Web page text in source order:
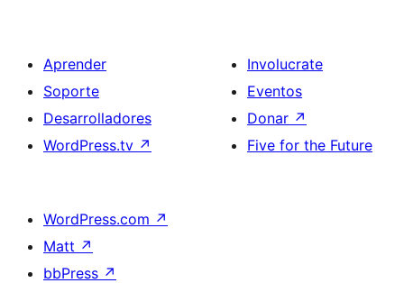
Aprender
Soporte
Desarrolladores
WordPress.tv ↗
Involucrate
Eventos
Donar ↗
Five for the Future
WordPress.com ↗
Matt ↗
bbPress ↗